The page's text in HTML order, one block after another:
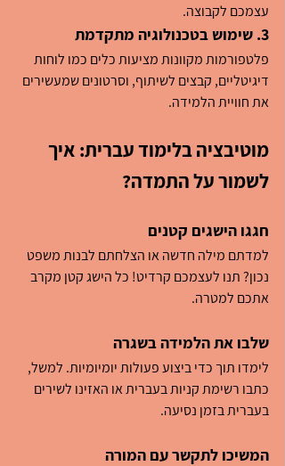
עצמכם לקבוצה.
3. שימוש בטכנולוגיה מתקדמת
פלטפורמות מקוונות מציעות כלים כמו לוחות
דיגיטליים, קבצים לשיתוף, וסרטונים שמעשירים
את חוויית הלמידה.
מוטיבציה בלימוד עברית: איך
לשמור על התמדה?
חגגו הישגים קטנים
למדתם מילה חדשה או הצלחתם לבנות משפט
נכון? תנו לעצמכם קרדיט! כל הישג קטן מקרב
אתכם למטרה.
שלבו את הלמידה בשגרה
לימדו תוך כדי ביצוע פעולות יומיומיות. למשל,
כתבו רשימת קניות בעברית או האזינו לשירים
בעברית בזמן נסיעה.
המשיכו לתקשר עם המורה